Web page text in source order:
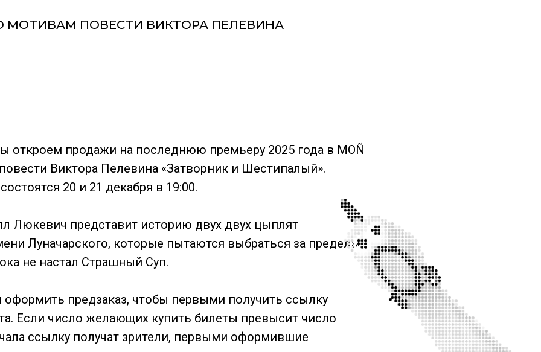
МОТИВАМ ПОВЕСТИ ВИКТОРА ПЕЛЕВИНА
откроем продажи на последнюю премьеру 2025 года в MOÑ
Виктора Пелевина «Затворник и Шестипалый».
20 и 21 декабря в 19:00.
Люкевич представит историю двух двух цыплят
Луначарского, которые пытаются выбраться за пределы
не настал Страшный Суп.
оформить предзаказ, чтобы первыми получить ссылку
Если число желающих купить билеты превысит число
ссылку получат зрители, первыми оформившие